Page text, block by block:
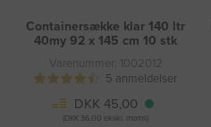
Containersække klar 140 ltr
40my 92 x 145 cm 10 stk
Varenummer: 1002012
5 anmeldelser
DKK 45,00
(DKK 36,00 ekskl. moms)